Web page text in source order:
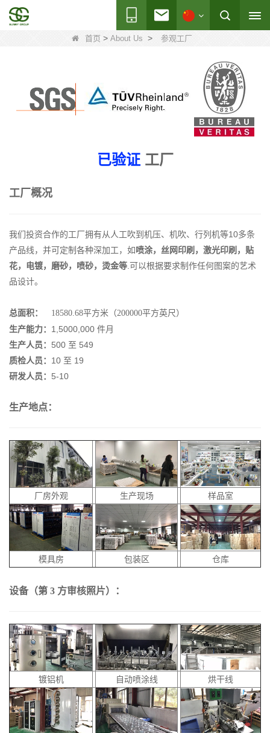
首页 > About Us > 参观工厂
已验证工厂
工厂概况
我们投资合作的工厂拥有从人工吹到机压、机吹、行列机等10多条
产品线，并可定制各种深加工，如喷涂，丝网印刷，激光印刷，贴
花，电镀，磨砂，喷砂，烫金等 .可以根据要求制作任何图案的艺术
品设计。
总面积： 18580.68平方米（200000平方英尺）
生产能力： 1,5000,000 件月
生产人员： 500 至 549
质检人员： 10 至 19
研发人员： 5-10
生产地点：
厂房外观 生产现场 样品室
模具房 包装区 仓库
设备（第 3 方审核照片）：
镀铝机 自动喷涂线 烘干线